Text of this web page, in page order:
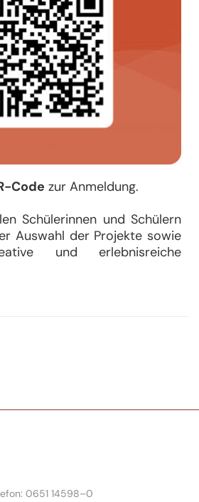
Code zur Anmeldung.
Schülerinnen und Schülern
Auswahl der Projekte sowie
und erlebnisreiche
0651 14598–0